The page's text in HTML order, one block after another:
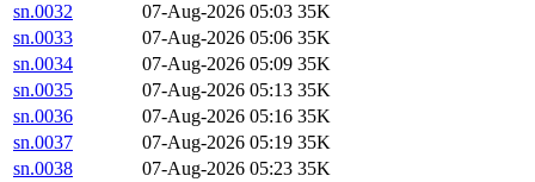
sn.0032
07-Aug-2026 05:03 35K
sn.0033
07-Aug-2026 05:06 35K
sn.0034
07-Aug-2026 05:09 35K
sn.0035
07-Aug-2026 05:13 35K
sn.0036
07-Aug-2026 05:16 35K
sn.0037
07-Aug-2026 05:19 35K
sn.0038
07-Aug-2026 05:23 35K